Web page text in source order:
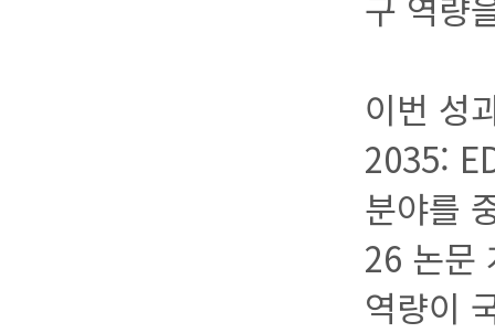
이번 성
2035:
분야를
26 논문
역량이